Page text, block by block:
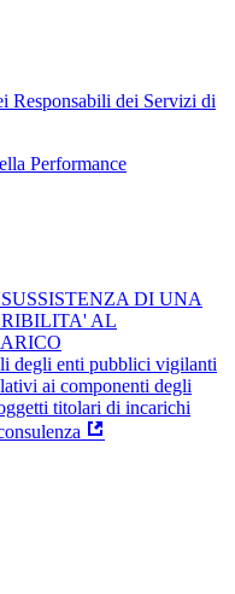
Responsabili dei Servizi di
Performance
DI UNA
AL
degli enti pubblici vigilanti
ai componenti degli
titolari di incarichi